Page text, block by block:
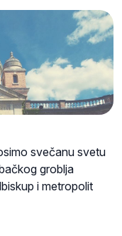
svečanu svetu
groblja
i metropolit